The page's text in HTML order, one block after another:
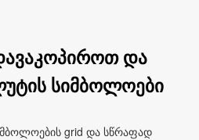
და
სიმბოლოები
grid და სწრაფად